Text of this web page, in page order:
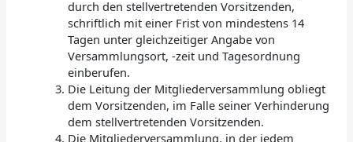
durch den stellvertretenden Vorsitzenden,
schriftlich mit einer Frist von mindestens 14
Tagen unter gleichzeitiger Angabe von
Versammlungsort, -zeit und Tagesordnung
einberufen.
Die Leitung der Mitgliederversammlung obliegt
dem Vorsitzenden, im Falle seiner Verhinderung
dem stellvertretenden Vorsitzenden.
Die Mitgliederversammlung, in der jedem